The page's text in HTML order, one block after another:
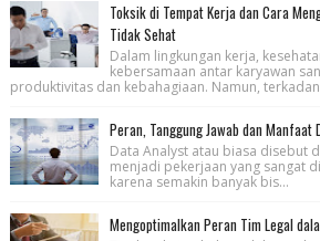
Toksik di Tempat Kerja dan Cara
Tidak Sehat
Dalam lingkungan kerja,
kebersamaan antar karyawan
produktivitas dan kebahagiaan. Namun,
Peran, Tanggung Jawab dan Manfaat
Data Analyst atau biasa disebut
menjadi pekerjaan yang sangat
karena semakin banyak bis...
Mengoptimalkan Peran Tim Legal